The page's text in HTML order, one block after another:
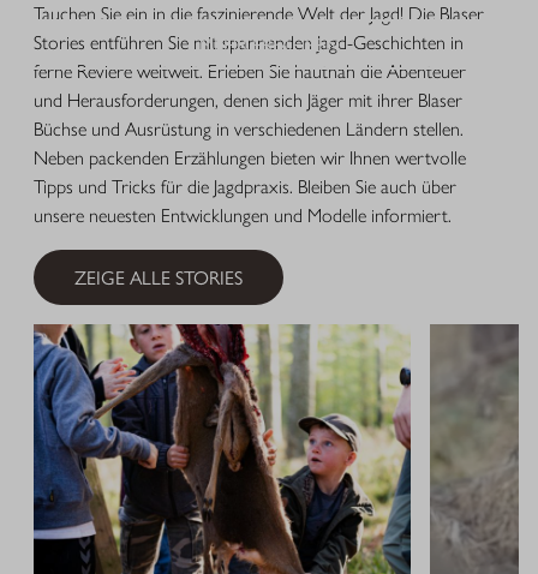
MEHR ERFAHREN
Tauchen Sie ein in die faszinierende Welt der Jagd! Die Blaser
Stories entführen Sie mit spannenden Jagd-Geschichten in
ferne Reviere weltweit. Erleben Sie hautnah die Abenteuer
und Herausforderungen, denen sich Jäger mit ihrer Blaser
Büchse und Ausrüstung in verschiedenen Ländern stellen.
Neben packenden Erzählungen bieten wir Ihnen wertvolle
Tipps und Tricks für die Jagdpraxis. Bleiben Sie auch über
unsere neuesten Entwicklungen und Modelle informiert.
ZEIGE ALLE STORIES